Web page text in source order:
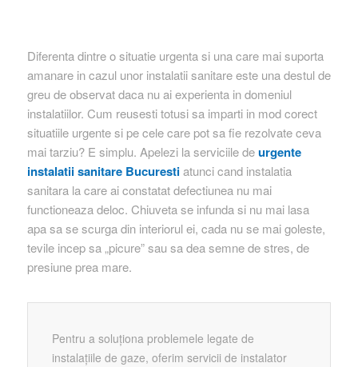
Diferenta dintre o situatie urgenta si una care mai suporta
amanare in cazul unor instalatii sanitare este una destul de
greu de observat daca nu ai experienta in domeniul
instalatiilor. Cum reusesti totusi sa imparti in mod corect
situatiile urgente si pe cele care pot sa fie rezolvate ceva
mai tarziu? E simplu. Apelezi la serviciile deurgente
instalatii sanitare Bucurestiatunci cand instalatia
sanitara la care ai constatat defectiunea nu mai
functioneaza deloc. Chiuveta se infunda si nu mai lasa
apa sa se scurga din interiorul ei, cada nu se mai goleste,
tevile incep sa „picure” sau sa dea semne de stres, de
presiune prea mare.
Pentru a soluționa problemele legate de
instalațiile de gaze, oferim servicii de instalator